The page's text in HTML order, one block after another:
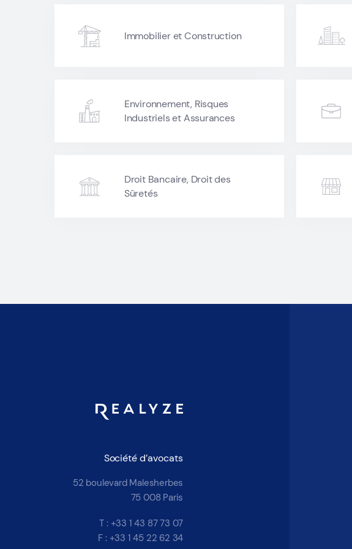
Immobilier et Construction
Environnement, Risques
Industriels et Assurances
Droit Bancaire, Droit des
Sûretés
Société d’avocats
52 boulevard Malesherbes
75 008 Paris
T : +33 1 43 87 73 07
F : +33 1 45 22 62 34